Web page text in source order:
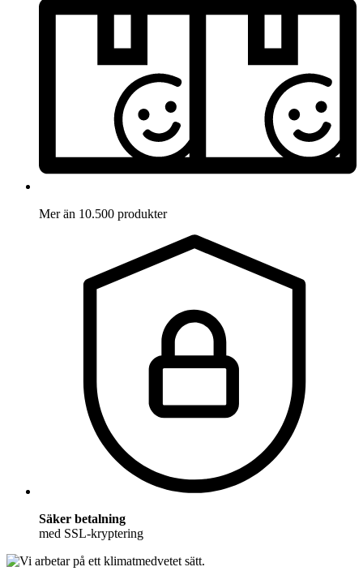
Mer än 10.500 produkter
Säker betalning
med SSL-kryptering